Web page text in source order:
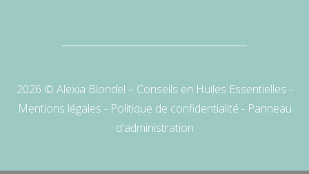
2026 © Alexia Blondel – Conseils en Huiles Essentielles -
Mentions légales - Politique de confidentialité - Panneau
d'administration